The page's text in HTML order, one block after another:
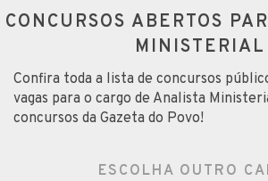
CONCURSOS ABERTOS
MINISTERIAL
Confira toda a lista de concursos
vagas para o cargo de Analista
concursos da Gazeta do Povo!
ESCOLHA OUTRO